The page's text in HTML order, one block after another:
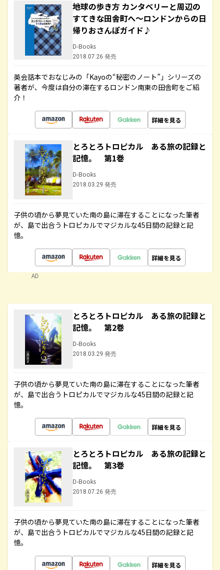
地球の歩き方 カンタベリーと周辺の
すてきな田舎町へ～ロンドンからの日
帰りおさんぽガイド♪
D-Books
2018.07.26 発売
英会話本でおなじみの「Kayoの“秘密のノート”」シリーズの
著者が、今度は自分の滞在するロンドン南東の田舎町をご紹
介！
詳細を見る
とろとろトロピカル ある旅の記録と
記憶。 第1巻
D-Books
2018.03.29 発売
子供の頃から夢見ていた南の島に滞在することになった筆者
が、島で出合うトロピカルでマジカルな45日間の記録と記
憶。
詳細を見る
AD
とろとろトロピカル ある旅の記録と
記憶。 第2巻
D-Books
2018.03.29 発売
子供の頃から夢見ていた南の島に滞在することになった筆者
が、島で出合うトロピカルでマジカルな45日間の記録と記
憶。
詳細を見る
とろとろトロピカル ある旅の記録と
記憶。 第3巻
D-Books
2018.07.26 発売
子供の頃から夢見ていた南の島に滞在することになった筆者
が、島で出合うトロピカルでマジカルな45日間の記録と記
憶。
詳細を見る